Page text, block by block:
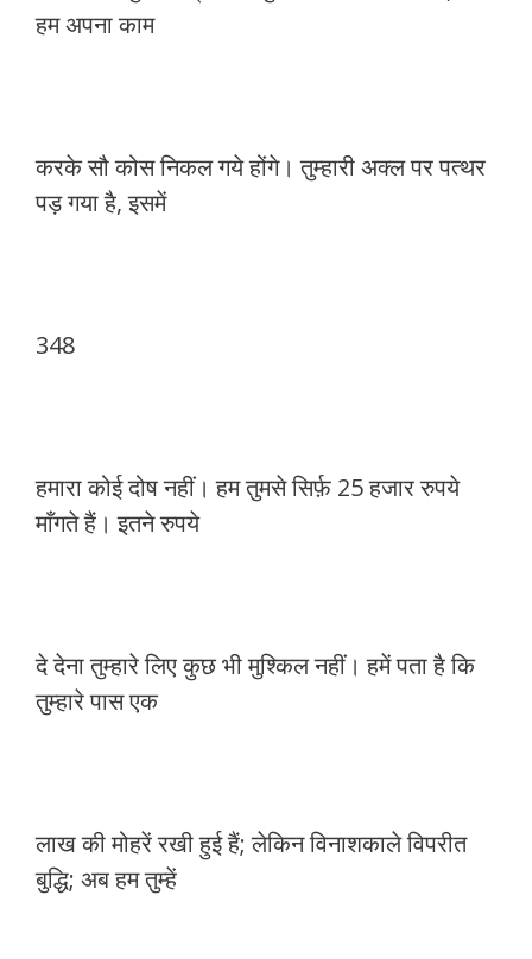
हम अपना काम
करके सौ कोस निकल गये होंगे। तुम्हारी अक्ल पर पत्थर
पड़ गया है, इसमें
348
हमारा कोई दोष नहीं। हम तुमसे सिर्फ़ 25 हजार रुपये
माँगते हैं। इतने रुपये
दे देना तुम्हारे लिए कुछ भी मुश्किल नहीं। हमें पता है कि
तुम्हारे पास एक
लाख की मोहरें रखी हुई हैं; लेकिन विनाशकाले विपरीत
बुद्धि; अब हम तुम्हें